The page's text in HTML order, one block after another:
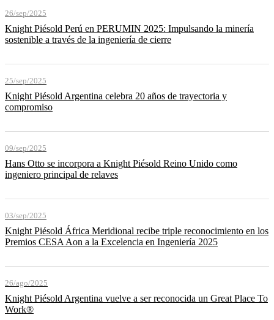
26/sep/2025
Knight Piésold Perú en PERUMIN 2025: Impulsando la minería
sostenible a través de la ingeniería de cierre
25/sep/2025
Knight Piésold Argentina celebra 20 años de trayectoria y
compromiso
09/sep/2025
Hans Otto se incorpora a Knight Piésold Reino Unido como
ingeniero principal de relaves
03/sep/2025
Knight Piésold África Meridional recibe triple reconocimiento en los
Premios CESA Aon a la Excelencia en Ingeniería 2025
26/ago/2025
Knight Piésold Argentina vuelve a ser reconocida un Great Place To
Work®